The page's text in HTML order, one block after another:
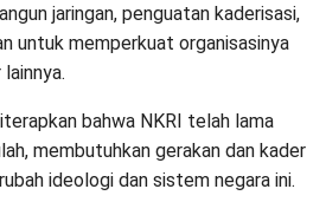
jaringan, penguatan kaderisasi,
untuk memperkuat organisasinya
bahwa NKRI telah lama
membutuhkan gerakan dan kader
ideologi dan sistem negara ini.